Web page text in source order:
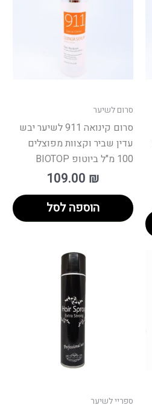
סרום לשיער
סרום קינואה 911 לשיער יבש
עדין שביר וקצוות מפוצלים
100 מ"ל ביוטופ BIOTOP
109.00 ₪
הוספה לסל
ספריי לשיער